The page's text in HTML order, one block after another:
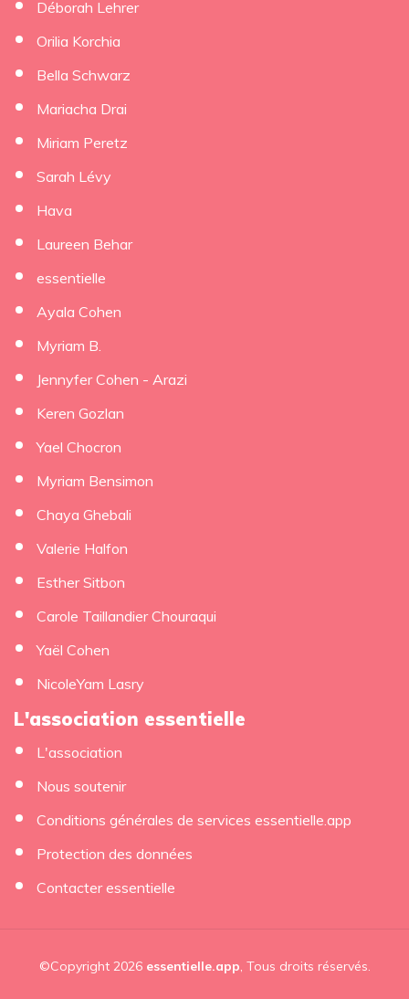
Déborah Lehrer
Orilia Korchia
Bella Schwarz
Mariacha Drai
Miriam Peretz
Sarah Lévy
Hava
Laureen Behar
essentielle
Ayala Cohen
Myriam B.
Jennyfer Cohen - Arazi
Keren Gozlan
Yael Chocron
Myriam Bensimon
Chaya Ghebali
Valerie Halfon
Esther Sitbon
Carole Taillandier Chouraqui
Yaël Cohen
NicoleYam Lasry
L'association essentielle
L'association
Nous soutenir
Conditions générales de services essentielle.app
Protection des données
Contacter essentielle
©Copyright 2026 essentielle.app, Tous droits réservés.